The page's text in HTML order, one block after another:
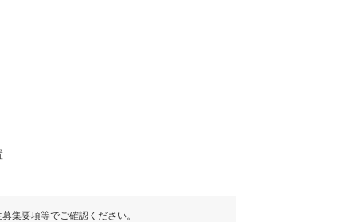
集要項等でご確認ください。